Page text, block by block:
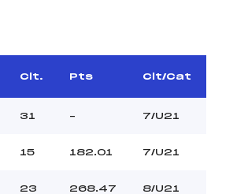
Clt. Pts Clt/Cat
31 – 7/U21
15 182.01 7/U21
23 268.47 8/U21